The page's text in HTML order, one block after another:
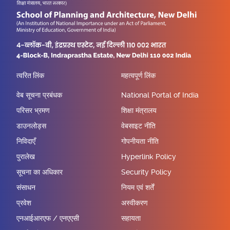
त्वरित लिंक
वेब सूचना प्रबंधक
परिसर भ्रमण
डाउनलोड्स
निविदाएँ
पुरालेख
सूचना का अधिकार
संसाधन
प्रवेश
एनआईआरएफ / एनएएसी
महत्वपूर्ण लिंक
National Portal of India
शिक्षा मंत्रालय
वेबसाइट नीति
गोपनीयता नीति
Hyperlink Policy
Security Policy
नियम एवं शर्तें
अस्वीकरण
सहायता